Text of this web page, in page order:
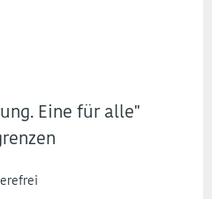
Eine für alle"